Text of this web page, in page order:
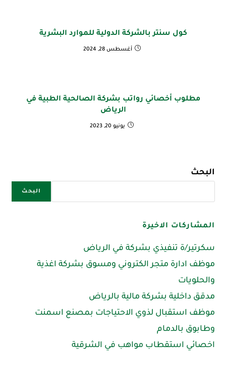
كول سنتر بالشركة الدولية للموارد البشرية
أغسطس 28, 2024
مطلوب أخصائي رواتب بشركة الصالحية الطبية في
الرياض
يونيو 20, 2023
البحث
البحث
المشاركات الاخيرة
سكرتير/ة تنفيذي بشركة في الرياض
موظف ادارة متجر الكتروني ومسوق بشركة اغذية
والحلويات
مدقق داخلية بشركة مالية بالرياض
موظف استقبال لذوي الاحتياجات بمصنع اسمنت
وطابوق بالدمام
اخصائي استقطاب مواهب في الشرقية